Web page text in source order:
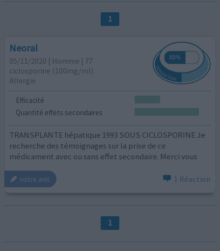
1
Neoral
05/11/2020 | Homme | 77
ciclosporine (100mg/ml)
Allergie
Efficacité
Quantité effets secondaires
TRANSPLANTE hépatique 1993 SOUS CICLOSPORINE Je
recherche des témoignages sur la prise de ce
médicament avec ou sans effet secondaire. Merci vous
votre avis 1 Réaction
1